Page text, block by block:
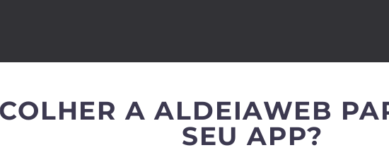
A ALDEIAWEB
SEU APP?